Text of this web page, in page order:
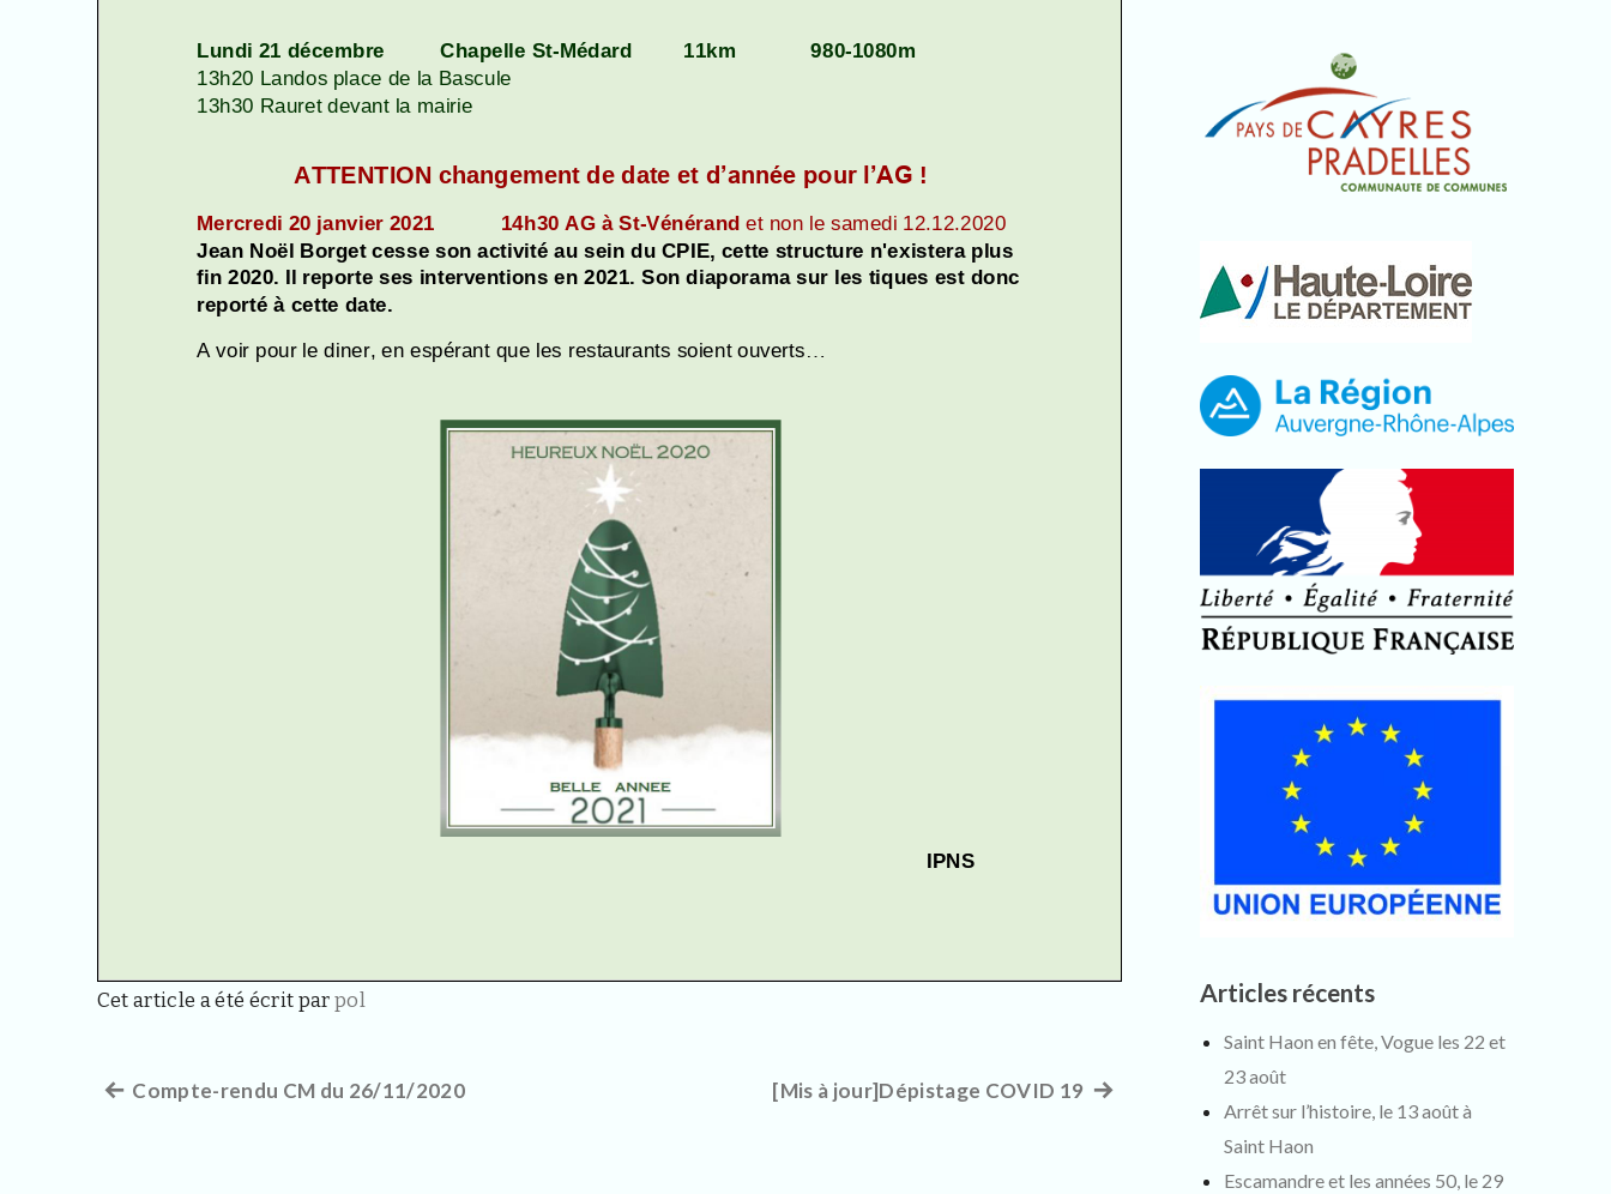
Cet article a été écrit parpol
Navigation
Article
Compte-rendu CM du 26/11/2020 [Mis à jour]Dépistage COVID 19 Article
Articles récents
Saint Haon en fête, Vogue les 22 et
23 août
Arrêt sur l’histoire, le 13 août à
Saint Haon
Escamandre et les années 50, le 29